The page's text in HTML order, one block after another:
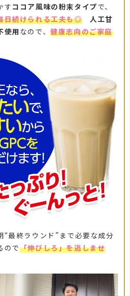
すココア風味の粉末タイプで、
日続けられる工夫も◎
人工甘
使用 なので、健康志向のご家庭
“最終ラウンド”まで必要な成分
ので「伸びしろ」を逃しませ